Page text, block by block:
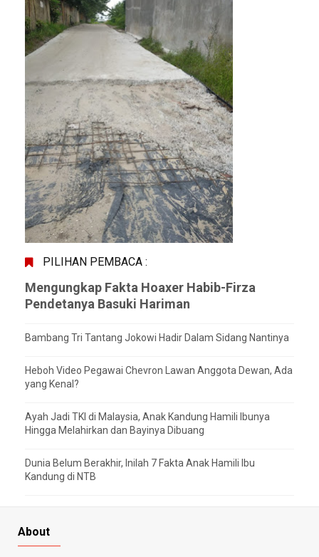
PILIHAN PEMBACA :
Mengungkap Fakta Hoaxer Habib-Firza
Pendetanya Basuki Hariman
Bambang Tri Tantang Jokowi Hadir Dalam Sidang Nantinya
Heboh Video Pegawai Chevron Lawan Anggota Dewan, Ada
yang Kenal?
Ayah Jadi TKI di Malaysia, Anak Kandung Hamili Ibunya
Hingga Melahirkan dan Bayinya Dibuang
Dunia Belum Berakhir, Inilah 7 Fakta Anak Hamili Ibu
Kandung di NTB
About